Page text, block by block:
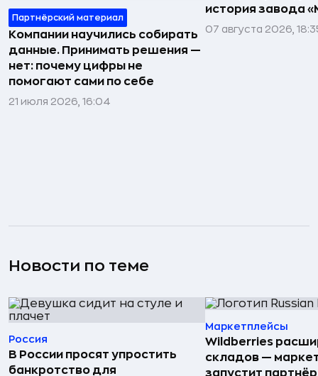
Партнёрский материал
Компании научились собирать
данные. Принимать решения —
нет: почему цифры не
помогают сами по себе
21 июля 2026, 16:04
история завода
07 августа 2026,
Новости по теме
Россия
В России просят упростить
банкротство для
Маркетплейсы
Wildberries
складов —
запустит